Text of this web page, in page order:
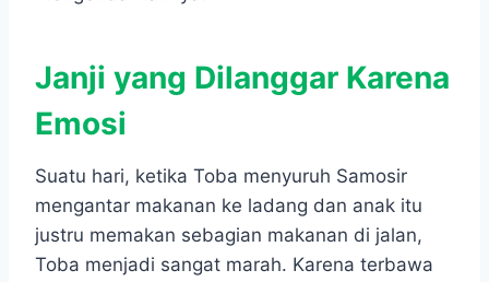
Janji yang Dilanggar Karena
Emosi
Suatu hari, ketika Toba menyuruh Samosir
mengantar makanan ke ladang dan anak itu
justru memakan sebagian makanan di jalan,
Toba menjadi sangat marah. Karena terbawa